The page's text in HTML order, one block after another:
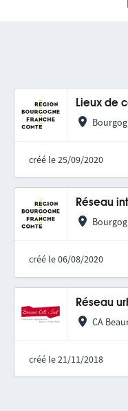
Lieux de
créé le 25/09/2020
Réseau
créé le 06/08/2020
Réseau
CA
créé le 21/11/2018